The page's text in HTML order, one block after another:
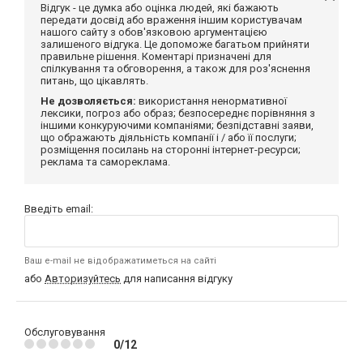
Відгук - це думка або оцінка людей, які бажають
передати досвід або враження іншим користувачам
нашого сайту з обов'язковою аргументацією
залишеного відгука. Це допоможе багатьом прийняти
правильне рішення. Коментарі призначені для
спілкування та обговорення, а також для роз'яснення
питань, що цікавлять.
Не дозволяється: використання ненормативної
лексики, погроз або образ; безпосереднє порівняння з
іншими конкуруючими компаніями; безпідставні заяви,
що ображають діяльність компанії і / або її послуги;
розміщення посилань на сторонні інтернет-ресурси;
реклама та самореклама.
Введіть email:
Ваш e-mail не відображатиметься на сайті
або Авторизуйтесь для написання відгуку
Обслуговування
0/12